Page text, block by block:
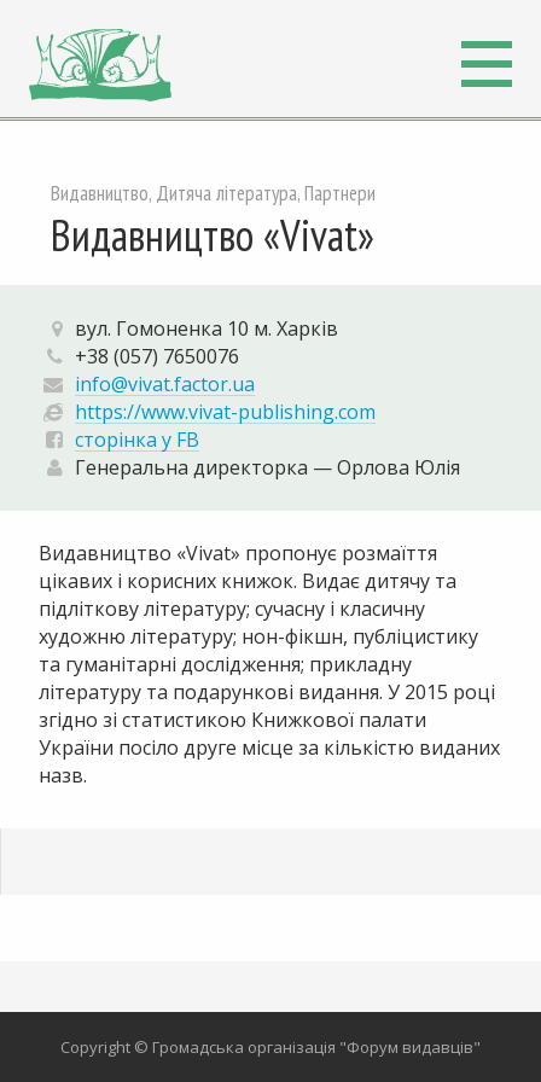
Видавництво, Дитяча література, Партнери
Видавництво «Vivat»
вул. Гомоненка 10 м. Харків
+38 (057) 7650076
info@vivat.factor.ua
https://www.vivat-publishing.com
сторінка у FB
Генеральна директорка — Орлова Юлія
Видавництво «Vivat» пропонує розмаїття
цікавих і корисних книжок. Видає дитячу та
підліткову літературу; сучасну і класичну
художню літературу; нон-фікшн, публіцистику
та гуманітарні дослідження; прикладну
літературу та подарункові видання. У 2015 році
згідно зі статистикою Книжкової палати
України посіло друге місце за кількістю виданих
назв.
Copyright © Громадська організація "Форум видавців"